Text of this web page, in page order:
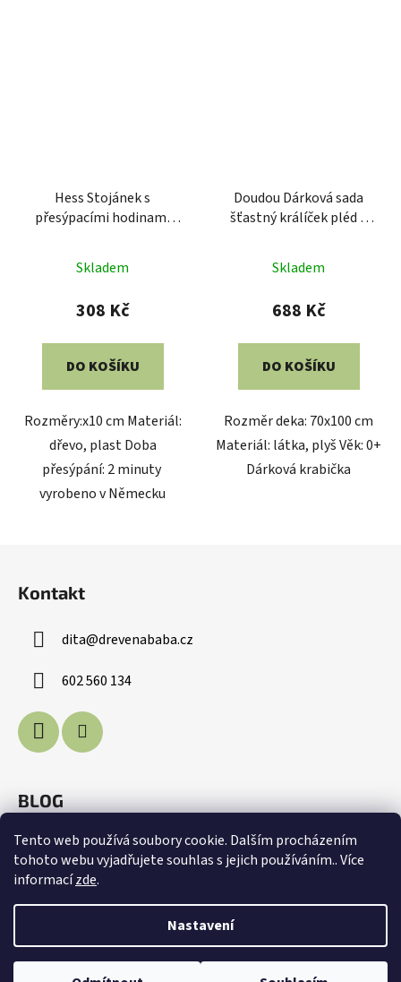
Tento web používá soubory cookie. Dalším procházením
tohoto webu vyjadřujete souhlas s jejich používáním.. Více
informacízde.
Nastavení
Hess Stojánek s
přesýpacími hodinami
Skladem
308 Kč
DO KOŠÍKU
Rozměry:x10 cm Materiál:
dřevo, plast Doba
přesýpání: 2 minuty
vyrobeno v Německu
Doudou Dárková sada
šťastný králíček pléd a
Skladem
688 Kč
DO KOŠÍKU
Rozměr deka: 70x100 cm
Materiál: látka, plyš Věk: 0+
Dárková krabička
Kontakt
dita@drevenababa.cz
602 560 134
BLOG
Voda je život
Proč je důležité v únoru krmit ptáčky?
Zúčastněte se s námi Ptačí hodinky!
Vytvořil Shoptet